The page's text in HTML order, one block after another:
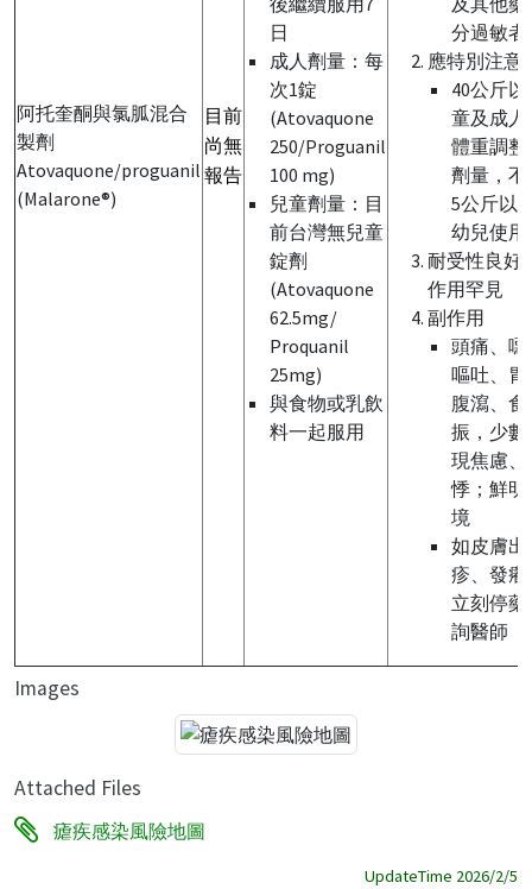
阿托奎酮與氯胍混合
製劑
Atovaquone/proguanil
(Malarone®)
目前
尚無
報告
日
成人劑量：每
次1錠
(Atovaquone
250/Proguanil
100 mg)
兒童劑量：目
前台灣無兒童
錠劑
(Atovaquone
62.5mg/
Proquanil
25mg)
與食物或乳飲
料一起服用
分過敏者
應特別注意
40公斤
童及成人
體重調整
劑量，不
5公斤以
幼兒使用
耐受性良好
作用罕見
副作用
頭痛、噁
嘔吐、胃
腹瀉、
振，少數
現焦慮、
悸；鮮明
境
如皮膚出
疹、發癢
立刻停
詢醫師
Images
Attached Files
瘧疾感染風險地圖
UpdateTime 2026/2/5